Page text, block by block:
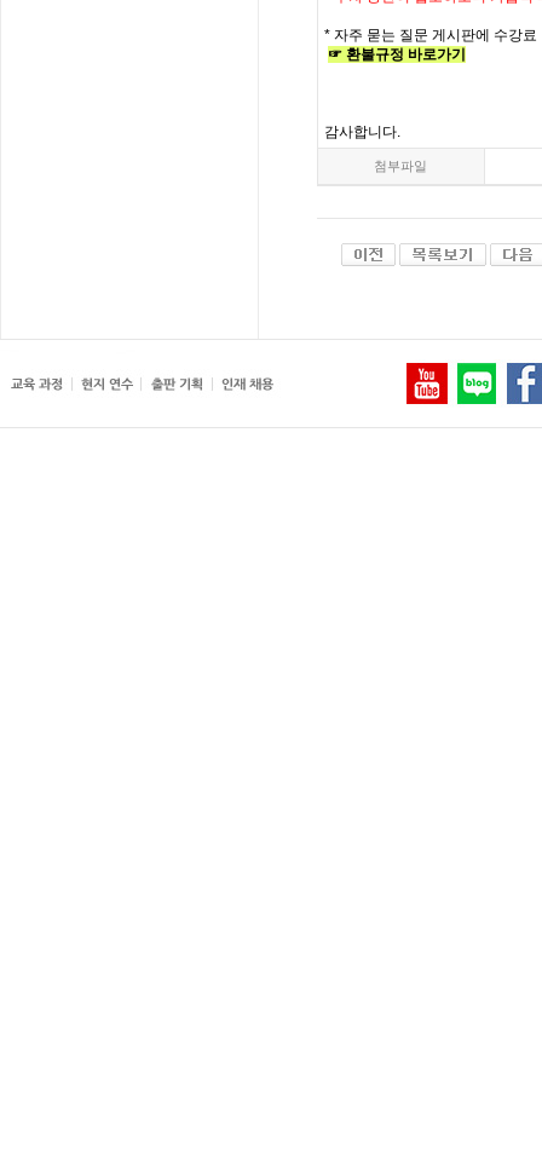
* 자주 묻는 질문 게시판에 수강료
☞ 환불규정 바로가기
감사합니다.
첨부파일